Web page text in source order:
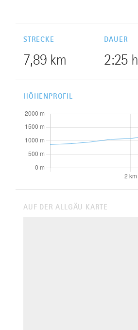
STRECKE
7,89 km
DAUER
2:25 h
HÖHENPROFIL
AUF DER ALLGÄU KARTE